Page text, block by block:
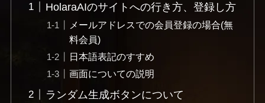
HolaraAIのサイトへの行き方、登録し方
メールアドレスでの会員登録の場合(無
料会員)
日本語表記のすすめ
画面についての説明
ランダム生成ボタンについて